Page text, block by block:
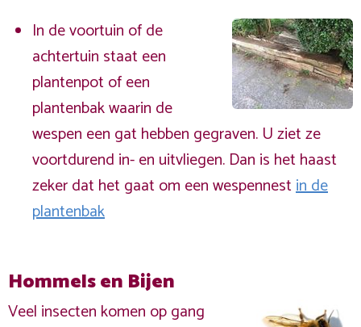
In de voortuin of de
achtertuin staat een
plantenpot of een
plantenbak waarin de
wespen een gat hebben gegraven. U ziet ze
voortdurend in- en uitvliegen. Dan is het haast
zeker dat het gaat om een wespennestin de
plantenbak
Hommels en Bijen
Veel insecten komen op gang